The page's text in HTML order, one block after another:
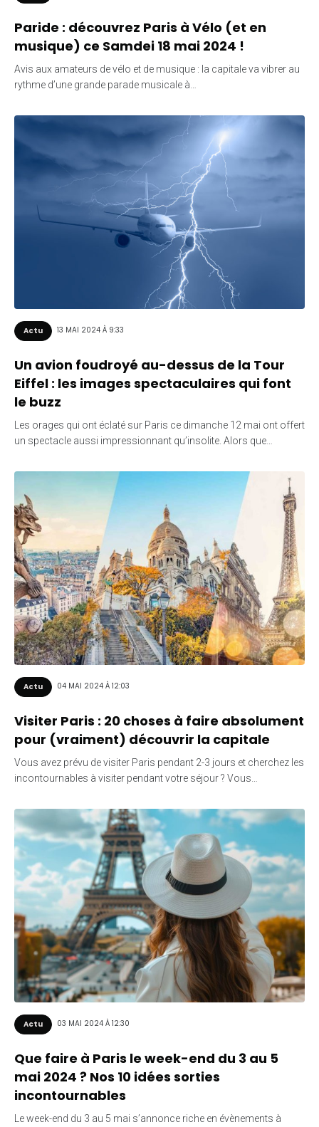
Paride : découvrez Paris à Vélo (et en
musique) ce Samdei 18 mai 2024 !
Avis aux amateurs de vélo et de musique : la capitale va vibrer au
rythme d’une grande parade musicale à…
Actu 13 MAI 2024 À 9:33
Un avion foudroyé au-dessus de la Tour
Eiffel : les images spectaculaires qui font
le buzz
Les orages qui ont éclaté sur Paris ce dimanche 12 mai ont offert
un spectacle aussi impressionnant qu’insolite. Alors que…
Actu 04 MAI 2024 À 12:03
Visiter Paris : 20 choses à faire absolument
pour (vraiment) découvrir la capitale
Vous avez prévu de visiter Paris pendant 2-3 jours et cherchez les
incontournables à visiter pendant votre séjour ? Vous…
Actu 03 MAI 2024 À 12:30
Que faire à Paris le week-end du 3 au 5
mai 2024 ? Nos 10 idées sorties
incontournables
Le week-end du 3 au 5 mai s’annonce riche en évènements à